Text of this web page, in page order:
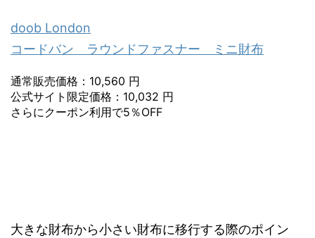
doob London
コードバン ラウンドファスナー ミニ財布
通常販売価格：10,560 円
公式サイト限定価格：10,032 円
さらにクーポン利用で5％OFF
大きな財布から小さい財布に移行する際のポイン